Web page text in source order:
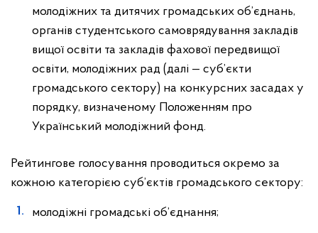
молодіжних та дитячих громадських об’єднань,
органів студентського самоврядування закладів
вищої освіти та закладів фахової передвищої
освіти, молодіжних рад (далі — суб’єкти
громадського сектору) на конкурсних засадах у
порядку, визначеному Положенням про
Український молодіжний фонд.
Рейтингове голосування проводиться окремо за
кожною категорією суб’єктів громадського сектору:
молодіжні громадські об’єднання;